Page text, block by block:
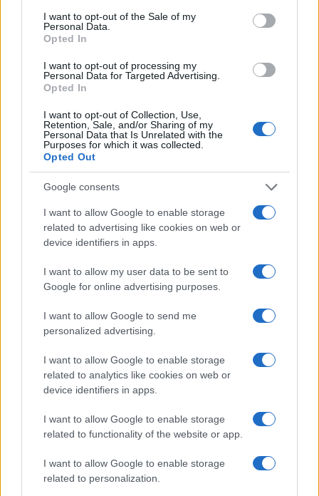
I want to opt-out of the Sale of my
Personal Data.
Opted In
I want to opt-out of processing my
Personal Data for Targeted Advertising.
Opted In
I want to opt-out of Collection, Use,
Retention, Sale, and/or Sharing of my
Personal Data that Is Unrelated with the
Purposes for which it was collected.
Opted Out
Google consents
I want to allow Google to enable storage
related to advertising like cookies on web or
device identifiers in apps.
I want to allow my user data to be sent to
Google for online advertising purposes.
I want to allow Google to send me
personalized advertising.
I want to allow Google to enable storage
related to analytics like cookies on web or
device identifiers in apps.
I want to allow Google to enable storage
related to functionality of the website or app.
I want to allow Google to enable storage
related to personalization.
padre di famiglia, giacché il decorso di tutta la
faccenda s’è reso possibile solo perché è stata
seguita la detta perversa logica.
Ma v’è un errore ancora più grave,
natura ideologica , un bubbone malefico che
sembra difficilissimo da estirpare, e che non
attiene agli aspetti quantitativi del bonus, ma a
quelli qualitativi. La condizione per godere del
bonus è il presunto efficientamento energetico
degli edifici, che è una cosa che, da sola, non sta
né in cielo né in terra, e vieppiù non ci sta se si
considerano gli interventi previsti. Pareti con
coibentazione ottimale costruite sul nascere degli
edifici sono una cosa, ma incappottare edifici già
energetico potrebbero essere ammortizzati in due
secoli. Per dirne un’altra: in alcuni casi, per
raggiungere i requisiti per godere del bonus è
stato necessario che l’eventuale nuovo impianto
termico fosse alimentato da pannelli fotovoltaici,
ma questi funzionano bene d’estate, mentre
l’impianto termico è attivo d’inverno. Grande, eh?